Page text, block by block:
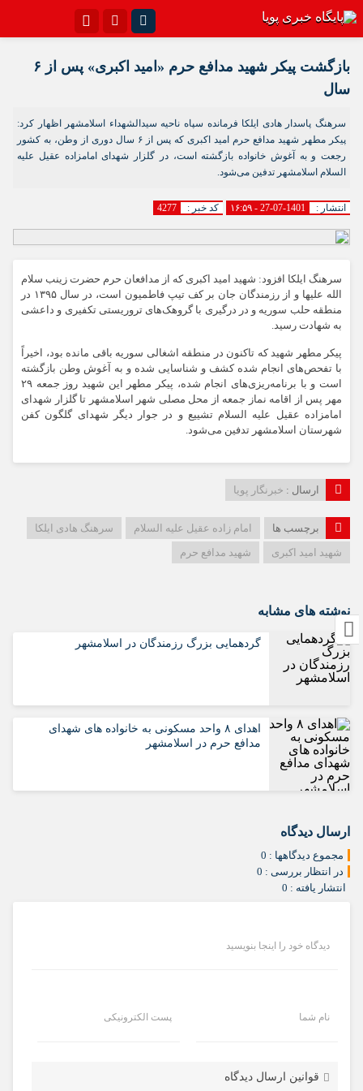
آپارات اپلیکیشن
بازگشت پیکر شهید مدافع حرم «امید اکبری» پس از ۶
سال
سرهنگ پاسدار هادی ایلکا فرمانده سپاه ناحیه سیدالشهداء اسلامشهر اظهار کرد:
پیکر مطهر شهید مدافع حرم امید اکبری که پس از ۶ سال دوری از وطن، به کشور
رجعت و به آغوش خانواده بازگشته است، در گلزار شهدای امامزاده عقیل علیه
السلام اسلامشهر تدفین می‌شود.
انتشار : 1401-07-27 - ۱۶:۵۹ کد خبر : 4277
سرهنگ ایلکا افزود: شهید امید اکبری که از مدافعان حرم حضرت زینب سلام
الله علیها و از رزمندگان جان بر کف تیپ فاطمیون است، در سال ۱۳۹۵ در
منطقه حلب سوریه و در درگیری با گروهک‌های تروریستی تکفیری و داعشی
به شهادت رسید.
پیکر مطهر شهید که تاکنون در منطقه اشغالی سوریه باقی مانده بود، اخیراً
با تفحص‌های انجام شده کشف و شناسایی شده و به آغوش وطن بازگشته
است و با برنامه‌ریزی‌های انجام شده، پیکر مطهر این شهید روز جمعه ۲۹
مهر پس از اقامه نماز جمعه از محل مصلی شهر اسلامشهر تا گلزار شهدای
امامزاده عقیل علیه السلام تشییع و در جوار دیگر شهدای گلگون کفن
شهرستان اسلامشهر تدفین می‌شود.
ارسال : خبرنگار پویا
برچسب ها امام زاده عقیل علیه السلام
سرهنگ هادی ایلکا
شهید امید اکبری
شهید مدافع حرم
نوشته های مشابه
گردهمایی بزرگ رزمندگان در اسلامشهر
اهدای ۸ واحد مسکونی به خانواده‌ های شهدای
مدافع حرم در اسلامشهر
ارسال دیدگاه
مجموع دیدگاهها : 0
در انتظار بررسی : 0
انتشار یافته : 0
دیدگاه خود را اینجا بنویسید
نام شما پست الکترونیکی
قوانین ارسال دیدگاه